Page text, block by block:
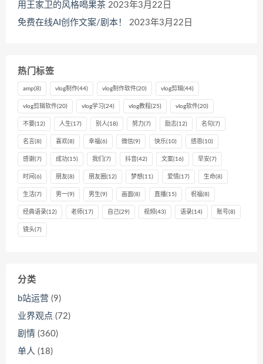
用王家卫的风格喝果茶 2023年3月22日
免费在线AI创作文案/剧本！
2023年3月22日
热门标签
amp(8) vlog制作(44) vlog制作软件(20) vlog剪辑(44)
vlog剪辑软件(20) vlog学习(24) vlog教程(25) vlog软件(20)
不要(12) 人生(17) 别人(18) 努力(7) 励志(12) 名句(7)
名言 (8) 喜欢(8) 幸福(6) 微信(9) 快乐(10) 感恩(10)
感谢(7) 成功(15) 我们 (7) 抖音(42) 文案(16) 早安(7)
时间 (6) 朋友(8) 朋友圈 (12) 梦想(11) 爱情(17) 生命(8)
生活(7) 男一(9) 男生(9) 画面(8) 直播(15) 祝福(8)
经典语录(12) 老师(17) 自己(29) 视频(43) 语录(14) 账号(8)
镜头(7)
分类
b站运营 (9)
业界观点 (72)
剧情 (360)
单人 (18)